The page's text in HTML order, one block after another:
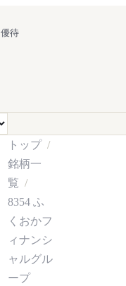
優待
トップ
銘柄一
覧
8354 ふ
くおかフ
ィナンシ
ャルグル
ープ